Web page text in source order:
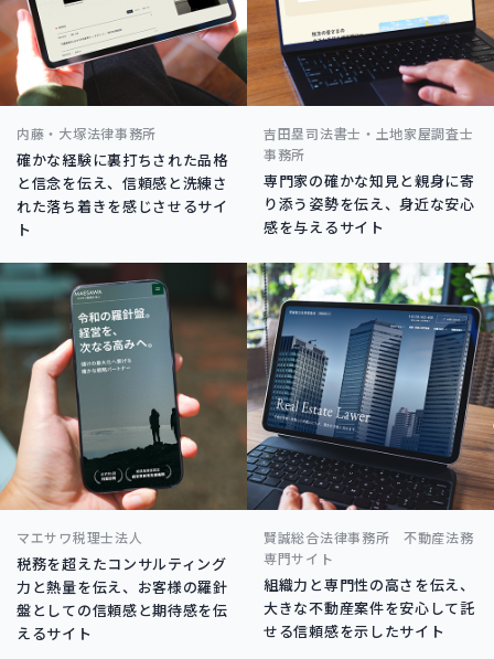
内藤・大塚法律事務所
確かな経験に裏打ちされた品格
と信念を伝え、信頼感と洗練さ
れた落ち着きを感じさせるサイ
ト
吉田塁司法書士・土地家屋調査士
事務所
専門家の確かな知見と親身に寄
り添う姿勢を伝え、身近な安心
感を与えるサイト
マエサワ税理士法人
税務を超えたコンサルティング
力と熱量を伝え、お客様の羅針
盤としての信頼感と期待感を伝
えるサイト
賢誠総合法律事務所 不動産法務
専門サイト
組織力と専門性の高さを伝え、
大きな不動産案件を安心して託
せる信頼感を示したサイト